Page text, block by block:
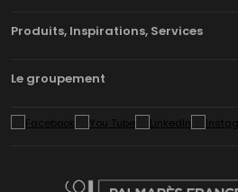
Produits, Inspirations, Services
Le groupement